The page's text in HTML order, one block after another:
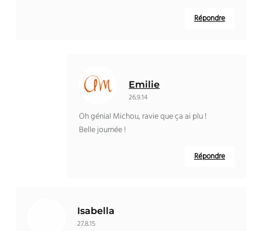
Répondre
Emilie
26.9.14
Oh génial Michou, ravie que ça ai plu !
Belle journée !
Répondre
Isabella
27.8.15